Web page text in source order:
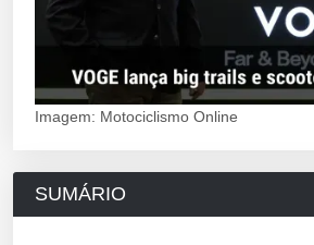
Imagem: Motociclismo Online
SUMÁRIO